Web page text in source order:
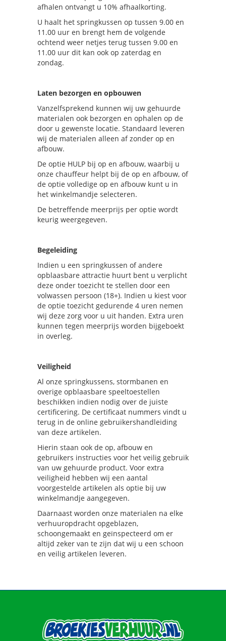
afhalen ontvangt u 10% afhaalkorting.
U haalt het springkussen op tussen 9.00 en
11.00 uur en brengt hem de volgende
ochtend weer netjes terug tussen 9.00 en
11.00 uur dit kan ook op zaterdag en
zondag.
Laten bezorgen en opbouwen
Vanzelfsprekend kunnen wij uw gehuurde
materialen ook bezorgen en ophalen op de
door u gewenste locatie. Standaard leveren
wij de materialen alleen af zonder op en
afbouw.
De optie HULP bij op en afbouw, waarbij u
onze chauffeur helpt bij de op en afbouw, of
de optie volledige op en afbouw kunt u in
het winkelmandje selecteren.
De betreffende meerprijs per optie wordt
keurig weergegeven.
Begeleiding
Indien u een springkussen of andere
opblaasbare attractie huurt bent u verplicht
deze onder toezicht te stellen door een
volwassen persoon (18+). Indien u kiest voor
de optie toezicht gedurende 4 uren nemen
wij deze zorg voor u uit handen. Extra uren
kunnen tegen meerprijs worden bijgeboekt
in overleg.
Veiligheid
Al onze springkussens, stormbanen en
overige opblaasbare speeltoestellen
beschikken indien nodig over de juiste
certificering. De certificaat nummers vindt u
terug in de online gebruikershandleiding
van deze artikelen.
Hierin staan ook de op, afbouw en
gebruikers instructies voor het veilig gebruik
van uw gehuurde product. Voor extra
veiligheid hebben wij een aantal
voorgestelde artikelen als optie bij uw
winkelmandje aangegeven.
Daarnaast worden onze materialen na elke
verhuuropdracht opgeblazen,
schoongemaakt en geïnspecteerd om er
altijd zeker van te zijn dat wij u een schoon
en veilig artikelen leveren.